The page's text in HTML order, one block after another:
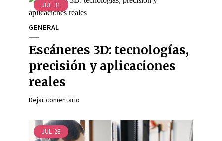
JUL 31
GENERAL
Escáneres 3D: tecnologías,
precisión y aplicaciones
reales
Dejar comentario
JUL 28